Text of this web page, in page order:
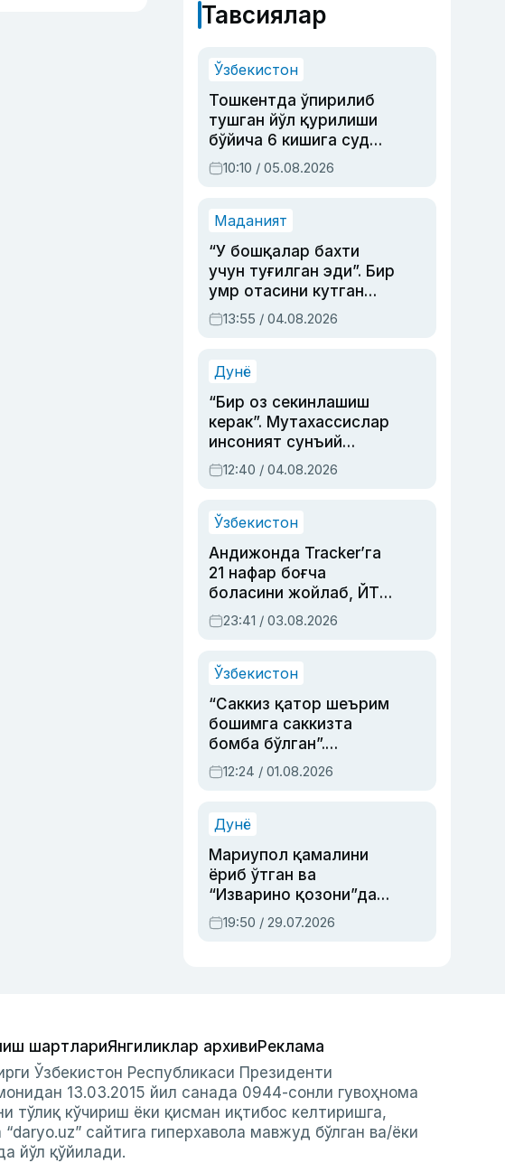
Тавсиялар
Ўзбекистон
Тошкентда ўпирилиб
тушган йўл қурилиши
бўйича 6 кишига суд
ҳукми ўқилди
10:10 / 05.08.2026
Маданият
“У бошқалар бахти
учун туғилган эди”. Бир
умр отасини кутган
актриса ва дубльяж
устаси Римма
синовларга тўла ҳаёти
13:55 / 04.08.2026
Дунё
“Бир оз секинлашиш
керак”. Мутахассислар
инсоният сунъий
интеллектни бошқара
олмай қолишидан
12:40 / 04.08.2026
Ўзбекистон
Андижонда Tracker’га
21 нафар боғча
боласини жойлаб, ЙТҲ
содир этган аёлга суд
ҳукми ўқилди
23:41 / 03.08.2026
Ўзбекистон
“Саккиз қатор шеърим
бошимга саккизта
бомба бўлган”.
Абдулла Ориповни
сиёсий айбловлардан
12:24 / 01.08.2026
Дунё
Мариупол қамалини
ёриб ўтган ва
“Изварино қозони”дан
чиққан қаҳрамон —
Украина армияси бош
19:50 / 29.07.2026
шартлариЯнгиликлар архивиРеклама
Ўзбекистон Республикаси Президенти
13.03.2015 йил санада 0944-сонли гувоҳнома
тўлиқ кўчириш ёки қисман иқтибос келтиришга,
сайтига гиперхавола мавжуд бўлган ва/ёки
йўл қўйилади.